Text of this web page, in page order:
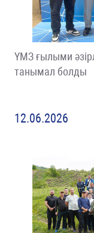
ҮМЗ ғылыми
танымал болды
12.06.2026